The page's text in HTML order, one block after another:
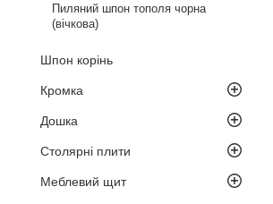
Пиляний шпон тополя чорна
(вічкова)
Шпон корінь
Кромка
Дошка
Столярні плити
Меблевий щит